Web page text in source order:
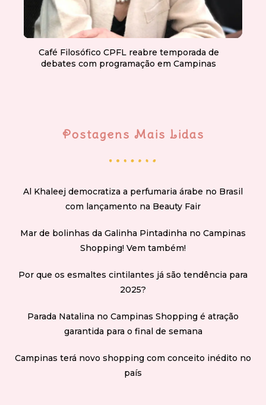
Café Filosófico CPFL reabre temporada de
debates com programação em Campinas
Postagens Mais Lidas
Al Khaleej democratiza a perfumaria árabe no Brasil
com lançamento na Beauty Fair
Mar de bolinhas da Galinha Pintadinha no Campinas
Shopping! Vem também!
Por que os esmaltes cintilantes já são tendência para
2025?
Parada Natalina no Campinas Shopping é atração
garantida para o final de semana
Campinas terá novo shopping com conceito inédito no
país